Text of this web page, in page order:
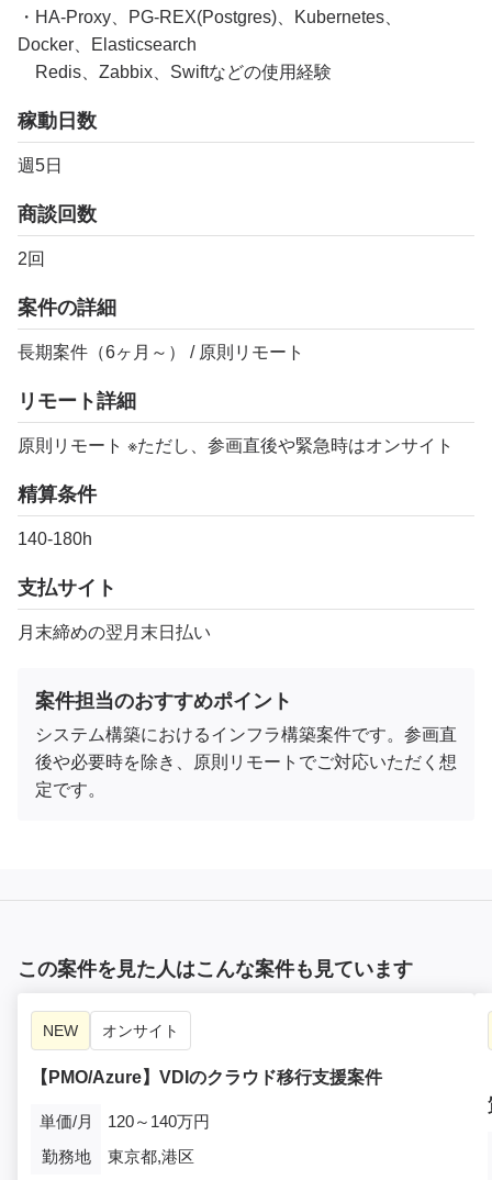
・HA-Proxy、PG-REX(Postgres)、Kubernetes、
Docker、Elasticsearch
Redis、Zabbix、Swiftなどの使用経験
稼動日数
週5日
商談回数
2回
案件の詳細
長期案件（6ヶ月～） / 原則リモート
リモート詳細
原則リモート ※ただし、参画直後や緊急時はオンサイト
精算条件
140-180h
支払サイト
月末締めの翌月末日払い
案件担当のおすすめポイント
システム構築におけるインフラ構築案件です。参画直
後や必要時を除き、原則リモートでご対応いただく想
定です。
この案件を見た人はこんな案件も見ています
NEW オンサイト
【PMO/Azure】VDIのクラウド移行支援案件
単価/月
120～140万円
勤務地
東京都,港区